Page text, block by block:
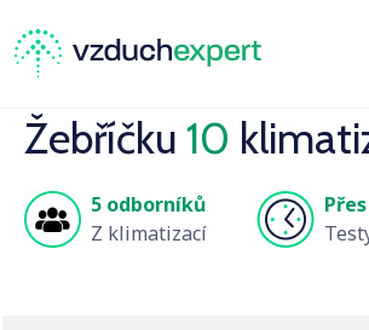
Žebříčku 10
5 odborníků
Z klimatizací